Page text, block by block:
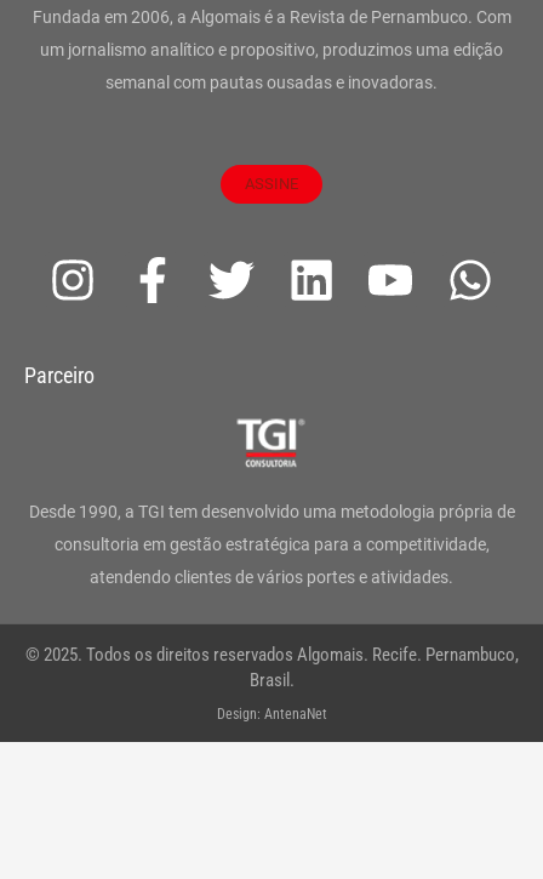
Fundada em 2006, a Algomais é a Revista de Pernambuco. Com
um jornalismo analítico e propositivo, produzimos uma edição
semanal com pautas ousadas e inovadoras.
ASSINE
I
s
g
r
a
m
F
a
o
o
k
-
T
t
e
r
L
d
i
n
Y
b
e
W
a
p
Parceiro
Desde 1990, a TGI tem desenvolvido uma metodologia própria de
consultoria em gestão estratégica para a competitividade,
atendendo clientes de vários portes e atividades.
© 2025. Todos os direitos reservados Algomais. Recife. Pernambuco,
Brasil.
Design: AntenaNet